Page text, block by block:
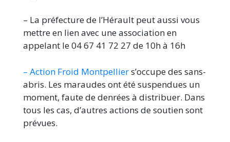
– La préfecture de l’Hérault peut aussi vous
mettre en lien avec une association en
appelant le 04 67 41 72 27 de 10h à 16h
– Action Froid Montpelliers’occupe des sans-
abris. Les maraudes ont été suspendues un
moment, faute de denrées à distribuer. Dans
tous les cas, d’autres actions de soutien sont
prévues.